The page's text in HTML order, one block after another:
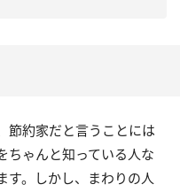
節約家だと言うことには
ちゃんと知っている人な
す。しかし、まわりの人